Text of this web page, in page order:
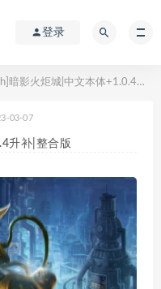
登录
影火炬城|中文本体+1.0.4升补|整合版
03-07
升补|整合版